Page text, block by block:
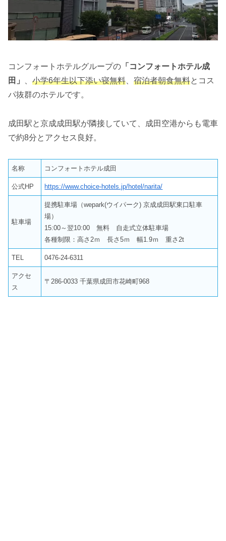
コンフォートホテルグループの 「コンフォートホテル成
田」
小学6年生以下添い寝無料 宿泊者朝食無料とコス
パ抜群のホテルです。
成田駅と京成成田駅が隣接していて、成田空港からも電車
で約8分とアクセス良好。
名称 コンフォートホテル成田
公式HP https://www.choice-hotels.jp/hotel/narita/
駐車場
提携駐車場（wepark(ウイパーク) 京成成田駅東口駐車
場）
15:00～翌10:00 無料 自走式立体駐車場
各種制限：高さ2ｍ 長さ5ｍ 幅1.9ｍ 重さ2t
TEL 0476-24-6311
アクセ
ス
〒286-0033 千葉県成田市花崎町968